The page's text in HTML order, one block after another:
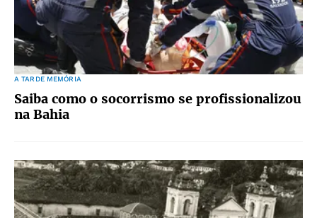
A TARDE MEMÓRIA
Saiba como o socorrismo se profissionalizou
na Bahia